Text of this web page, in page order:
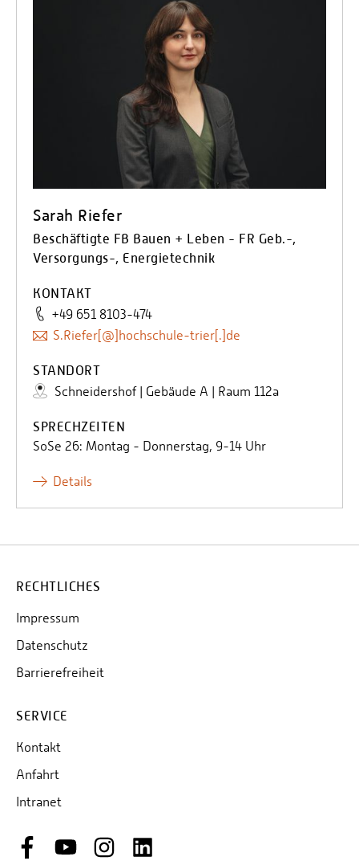
Sarah Riefer
Beschäftigte FB Bauen + Leben - FR Geb.-,
Versorgungs-, Energietechnik
KONTAKT
+49 651 8103-474
S.Riefer[@]hochschule-trier[.]de
STANDORT
Schneidershof | Gebäude A | Raum 112a
SPRECHZEITEN
SoSe 26: Montag - Donnerstag, 9-14 Uhr
Details
RECHTLICHES
Impressum
Datenschutz
Barrierefreiheit
SERVICE
Kontakt
Anfahrt
Intranet